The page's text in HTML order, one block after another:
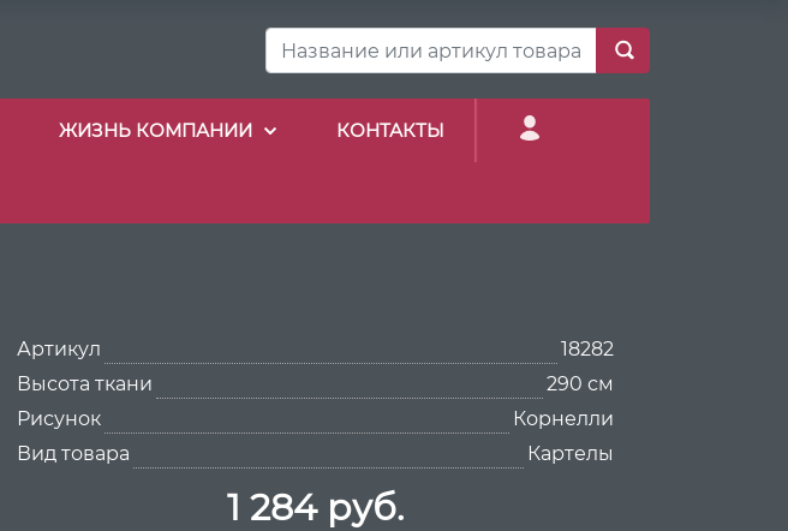
ЖИЗНЬ КОМПАНИИ КОНТАКТЫ
Артикул
18282
Высота ткани
290 см
Рисунок
Корнелли
Вид товара
Картелы
1 284 руб.